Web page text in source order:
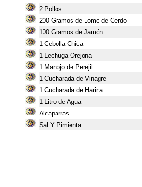
2 Pollos
200 Gramos de Lomo de Cerdo
100 Gramos de Jamón
1 Cebolla Chica
1 Lechuga Orejona
1 Manojo de Perejil
1 Cucharada de Vinagre
1 Cucharada de Harina
1 Litro de Agua
Alcaparras
Sal Y Pimienta